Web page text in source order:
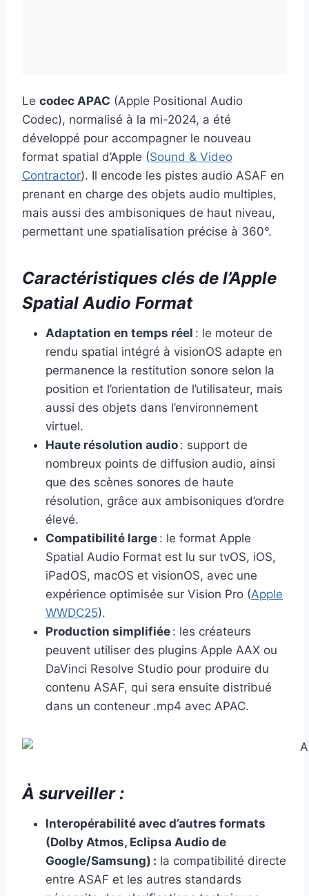
Le codec APAC (Apple Positional Audio
Codec), normalisé à la mi-2024, a été
développé pour accompagner le nouveau
format spatial d’Apple (Sound & Video
Contractor). Il encode les pistes audio ASAF en
prenant en charge des objets audio multiples,
mais aussi des ambisoniques de haut niveau,
permettant une spatialisation précise à 360°.
Caractéristiques clés de l’Apple
Spatial Audio Format
Adaptation en temps réel : le moteur de
rendu spatial intégré à visionOS adapte en
permanence la restitution sonore selon la
position et l’orientation de l’utilisateur, mais
aussi des objets dans l’environnement
virtuel.
Haute résolution audio : support de
nombreux points de diffusion audio, ainsi
que des scènes sonores de haute
résolution, grâce aux ambisoniques d’ordre
élevé.
Compatibilité large : le format Apple
Spatial Audio Format est lu sur tvOS, iOS,
iPadOS, macOS et visionOS, avec une
expérience optimisée sur Vision Pro (Apple
WWDC25).
Production simplifiée : les créateurs
peuvent utiliser des plugins Apple AAX ou
DaVinci Resolve Studio pour produire du
contenu ASAF, qui sera ensuite distribué
dans un conteneur .mp4 avec APAC.
À surveiller :
Interopérabilité avec d’autres formats
(Dolby Atmos, Eclipsa Audio de
Google/Samsung) : la compatibilité directe
entre ASAF et les autres standards